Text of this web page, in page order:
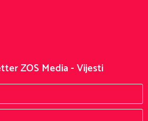
ZOS Media - Vijesti